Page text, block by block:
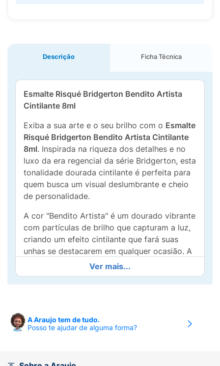
Descrição Ficha Técnica
Esmalte Risqué Bridgerton Bendito Artista
Cintilante 8ml
Exiba a sua arte e o seu brilho com o Esmalte
Risqué Bridgerton Bendito Artista Cintilante
8ml. Inspirada na riqueza dos detalhes e no
luxo da era regencial da série Bridgerton, esta
tonalidade dourada cintilante é perfeita para
quem busca um visual deslumbrante e cheio
de personalidade.
A cor "Bendito Artista" é um dourado vibrante
com partículas de brilho que capturam a luz,
criando um efeito cintilante que fará suas
unhas se destacarem em qualquer ocasião. A
fórmula de alta qualidade da Risqué garante
longa duração,brilho intensoesecagem
rápida, proporcionando uma aplicação suave
Com 8ml, este esmalte é ideal para quem não
Ver mais...
A Araujo tem de tudo.
Posso te ajudar de alguma forma?